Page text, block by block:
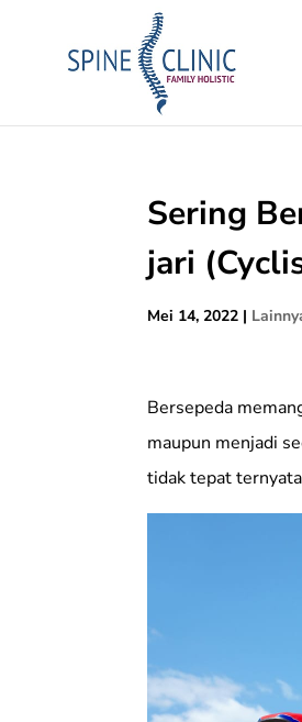
Sering
jari
Mei 14, 2022 |
Bersepeda
maupun menjadi
tidak tepat